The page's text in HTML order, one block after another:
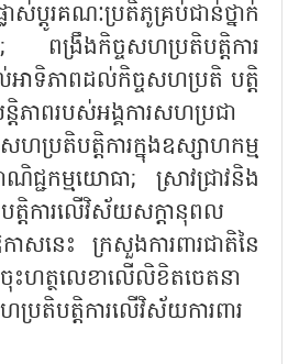
ស់ប្តូរគណៈប្រតិភូគ្រប់ជាន់ថ្នាក់
; ពង្រឹងកិច្ចសហប្រតិបត្តិការ
អាទិភាពដល់កិច្ចសហប្រតិ បត្តិ
តិភាពរបស់អង្គការសហប្រជា
រតិបត្តិការក្នុងឧស្សាហកម្ម
ជ្ជកម្មយោធា; ស្រាវជ្រាវនិង
ត្តិការលើវិស័យសក្តានុពល
សនេះ ក្រសួងការពារជាតិនៃ
ះហត្ថលេខាលើលិខិតចេតនា
ប្រតិបត្តិការលើវិស័យការពារ